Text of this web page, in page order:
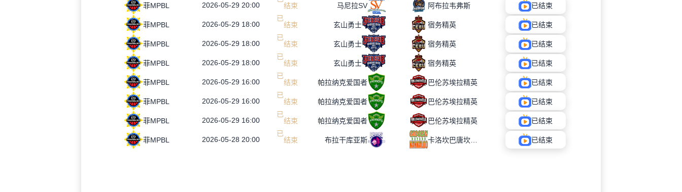
菲MPBL 2026-05-29 20:00 结束 马尼拉SV 阿布拉韦弗斯 已结束
菲MPBL 2026-05-29 18:00 结束 玄山勇士 宿务精英 已结束
菲MPBL 2026-05-29 18:00 结束 玄山勇士 宿务精英 已结束
菲MPBL 2026-05-29 18:00 结束 玄山勇士 宿务精英 已结束
菲MPBL 2026-05-29 16:00 结束 帕拉纳克爱国者 巴伦苏埃拉精英 已结束
菲MPBL 2026-05-29 16:00 结束 帕拉纳克爱国者 巴伦苏埃拉精英 已结束
菲MPBL 2026-05-29 16:00 结束 帕拉纳克爱国者 巴伦苏埃拉精英 已结束
菲MPBL 2026-05-28 20:00 结束 布拉干库亚斯 卡洛坎巴唐坎卡洛 已结束